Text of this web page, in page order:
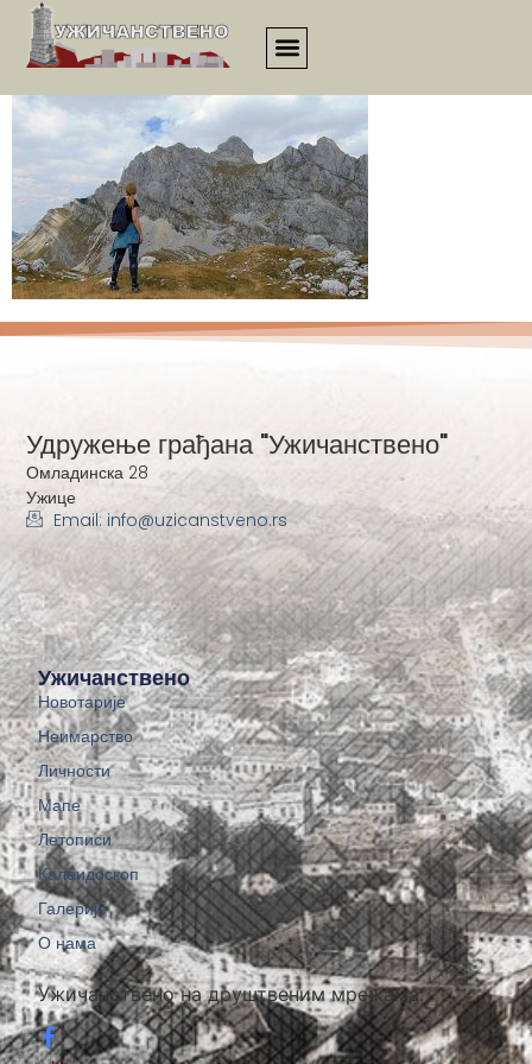
Ana planinari
Ужичанствено на друштвеним мрежама:
Ужичанствено
Новотарије
Неимарство
Личности
Мапе
Летописи
Калеидоскоп
Галерије
О нама
Удружење грађана "Ужичанствено"
Омладинска 28
Ужице
Email: info@uzicanstveno.rs